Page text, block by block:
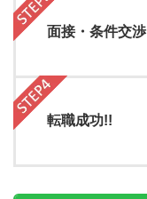
面接・条件交渉
転職成功!!